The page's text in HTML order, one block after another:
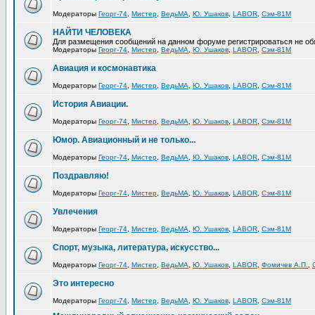
Модераторы Георг-74 Мистер ВедьМА Ю. Ушаков LABOR Сэм-81М
НАЙТИ ЧЕЛОВЕКА
Для размещения сообщений на данном форуме регистрироваться не
Модераторы Георг-74 Мистер ВедьМА Ю. Ушаков LABOR Сэм-81М
Авиация и космонавтика
Модераторы Георг-74 Мистер ВедьМА Ю. Ушаков LABOR Сэм-81М
История Авиации.
Модераторы Георг-74 Мистер ВедьМА Ю. Ушаков LABOR Сэм-81М
Юмор. Авиационный и не только...
Модераторы Георг-74 Мистер ВедьМА Ю. Ушаков LABOR Сэм-81М
Поздравляю!
Модераторы Георг-74 Мистер ВедьМА Ю. Ушаков LABOR Сэм-81М
Увлечения
Модераторы Георг-74 Мистер ВедьМА Ю. Ушаков LABOR Сэм-81М
Спорт, музыка, литература, искусство...
Модераторы Георг-74 Мистер ВедьМА Ю. Ушаков LABOR Фомичев А.П.
Это интересно
Модераторы Георг-74 Мистер ВедьМА Ю. Ушаков LABOR Сэм-81М